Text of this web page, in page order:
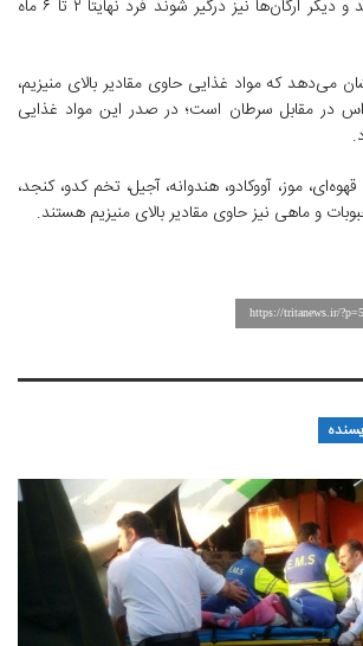
سراسر بدن پخش شوند و دیگر ارگان‌ها نیز درگیر شوند فرد نهایتا ۲ تا ۶ ماه
می‌دهد که مواد غذایی حاوی مقادیر بالای منیزیم،
در مقابل سرطان است؛ در صدر این مواد غذایی
موز، آووکادو، هندوانه، آجیل، تخم کدو، کنجد،
و ماهی نیز حاوی مقادیر بالای منیزیم هستند.
https://tritanews.ir/